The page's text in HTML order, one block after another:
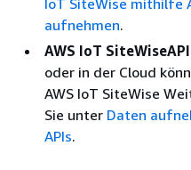
aufnehmen.
AWS IoT
oder in der Cloud
AWS IoT SiteWise
Sie unter Daten
APIs.